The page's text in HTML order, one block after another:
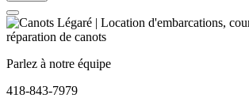
Parlez à notre équipe
418-843-7979